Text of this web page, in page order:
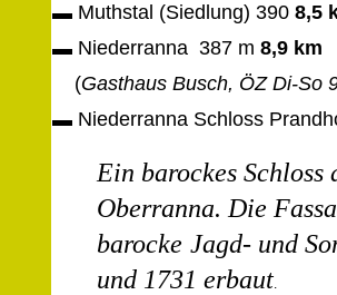
▬ Muthstal (Siedlung) 390 8,5
▬ Niederranna 387 m 8,9 km
(Gasthaus Busch, ÖZ Di-So
▬ Niederranna Schloss
Ein barockes
Oberranna. Die
barocke Jagd- und
und 1731 erbaut.